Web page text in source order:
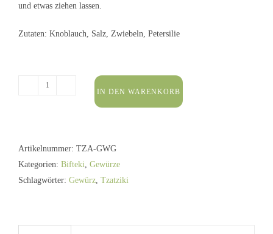
und etwas ziehen lassen.
Zutaten: Knoblauch, Salz, Zwiebeln, Petersilie
Gewürzmischung
IN DEN WARENKORB
Artikelnummer: TZA-GWG
Kategorien: Bifteki, Gewürze
Schlagwörter: Gewürz, Tzatziki